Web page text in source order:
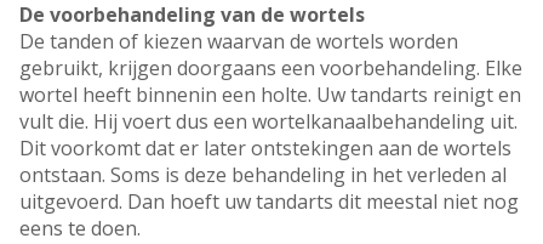
De voorbehandeling van de wortels
De tanden of kiezen waarvan de wortels worden
gebruikt, krijgen doorgaans een voorbehandeling. Elke
wortel heeft binnenin een holte. Uw tandarts reinigt en
vult die. Hij voert dus een wortelkanaalbehandeling uit.
Dit voorkomt dat er later ontstekingen aan de wortels
ontstaan. Soms is deze behandeling in het verleden al
uitgevoerd. Dan hoeft uw tandarts dit meestal niet nog
eens te doen.